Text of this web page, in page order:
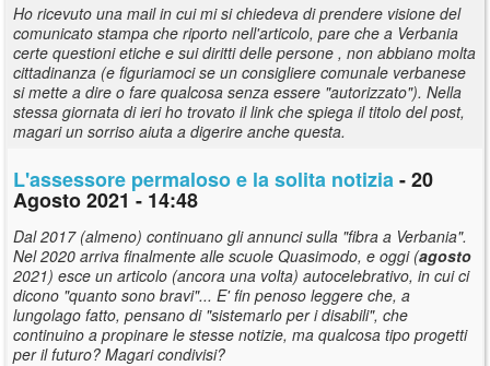
Ho ricevuto una mail in cui mi si chiedeva di prendere visione del
comunicato stampa che riporto nell'articolo, pare che a Verbania
certe questioni etiche e sui diritti delle persone , non abbiano molta
cittadinanza (e figuriamoci se un consigliere comunale verbanese
si mette a dire o fare qualcosa senza essere "autorizzato"). Nella
stessa giornata di ieri ho trovato il link che spiega il titolo del post,
magari un sorriso aiuta a digerire anche questa.
L'assessore permaloso e la solita notizia- 20
Agosto 2021 - 14:48
Dal 2017 (almeno) continuano gli annunci sulla "fibra a Verbania".
Nel 2020 arriva finalmente alle scuole Quasimodo, e oggi (agosto
2021) esce un articolo (ancora una volta) autocelebrativo, in cui ci
dicono "quanto sono bravi"... E' fin penoso leggere che, a
lungolago fatto, pensano di "sistemarlo per i disabili", che
continuino a propinare le stesse notizie, ma qualcosa tipo progetti
per il futuro? Magari condivisi?